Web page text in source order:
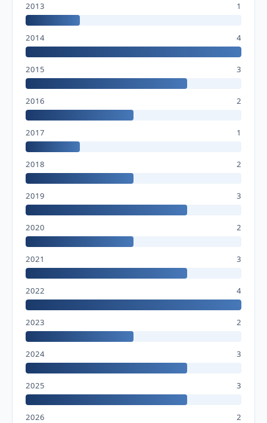
2013 1
2014 4
2015 3
2016 2
2017 1
2018 2
2019 3
2020 2
2021 3
2022 4
2023 2
2024 3
2025 3
2026 2